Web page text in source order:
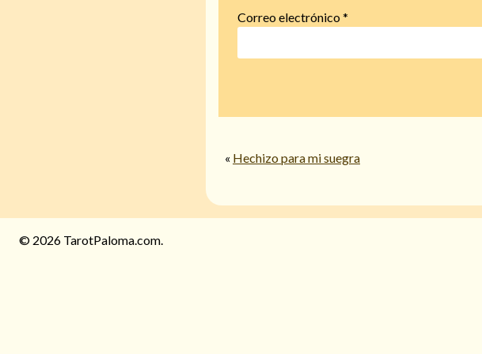
Correo electrónico*
« Hechizo para mi suegra
© 2026 TarotPaloma.com.